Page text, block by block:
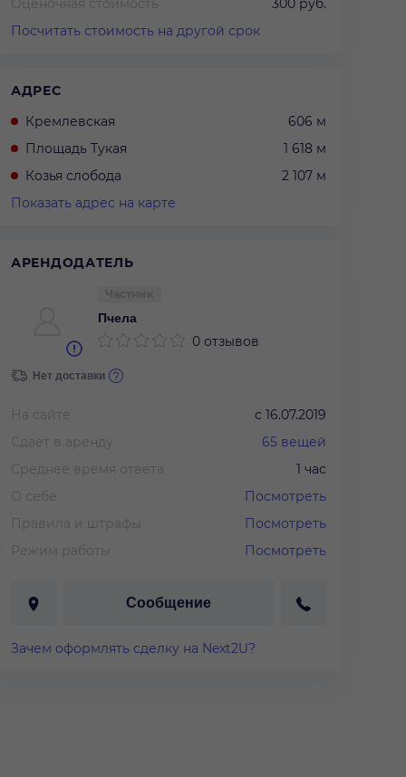
Оценочная стоимость
300 руб.
Посчитать стоимость на другой срок
АДРЕС
Кремлевская
606 м
Площадь Тукая
1 618 м
Козья слобода
2 107 м
Показать адрес на карте
АРЕНДОДАТЕЛЬ
Пчела
0 отзывов
Нет доставки
На сайте с 16.07.2019
Сдает в аренду
65 вещей
Среднее время ответа
1 час
О себе
Посмотреть
Правила и штрафы
Посмотреть
Режим работы
Посмотреть
Сообщение
Зачем оформлять сделку на Next2U?